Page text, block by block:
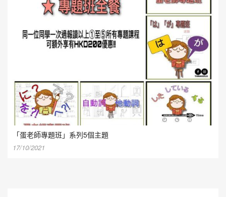
「蛋老師專題班」系列5個主題
17/10/2021